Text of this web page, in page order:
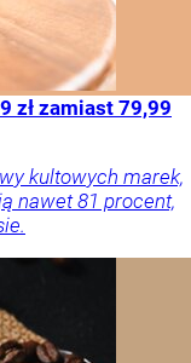
zł zamiast 79,99
kultowych marek,
nawet 81 procent,